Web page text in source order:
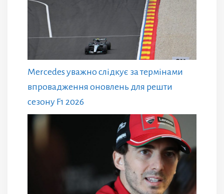
Mercedes уважно слідкує за термінами
впровадження оновлень для решти
сезону F1 2026